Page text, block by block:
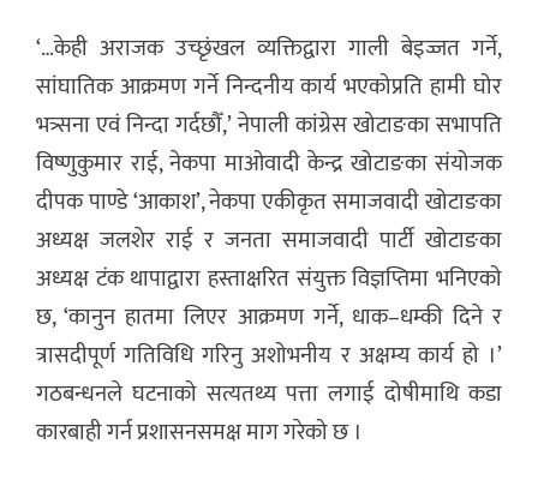
‘…केही अराजक उच्छृंखल व्यक्तिद्वारा गाली बेइज्जत गर्ने,
सांघातिक आक्रमण गर्ने निन्दनीय कार्य भएकोप्रति हामी घोर
भत्र्सना एवं निन्दा गर्दछौँ,’ नेपाली कांग्रेस खोटाङका सभापति
विष्णुकुमार राई, नेकपा माओवादी केन्द्र खोटाङका संयोजक
दीपक पाण्डे ‘आकाश’, नेकपा एकीकृत समाजवादी खोटाङका
अध्यक्ष जलशेर राई र जनता समाजवादी पार्टी खोटाङका
अध्यक्ष टंक थापाद्वारा हस्ताक्षरित संयुक्त विज्ञप्तिमा भनिएको
छ, ‘कानुन हातमा लिएर आक्रमण गर्ने, धाक–धम्की दिने र
त्रासदीपूर्ण गतिविधि गरिनु अशोभनीय र अक्षम्य कार्य हो ।’
गठबन्धनले घटनाको सत्यतथ्य पत्ता लगाई दोषीमाथि कडा
कारबाही गर्न प्रशासनसमक्ष माग गरेको छ ।